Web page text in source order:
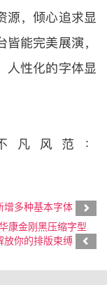
源，倾心追求显
能完美展演，
人性化的字体显
风范：
增多种基本字体
康金刚黑压缩字型
放你的排版束缚